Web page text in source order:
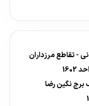
- تقاطع مرزداران
برج نگین رضا